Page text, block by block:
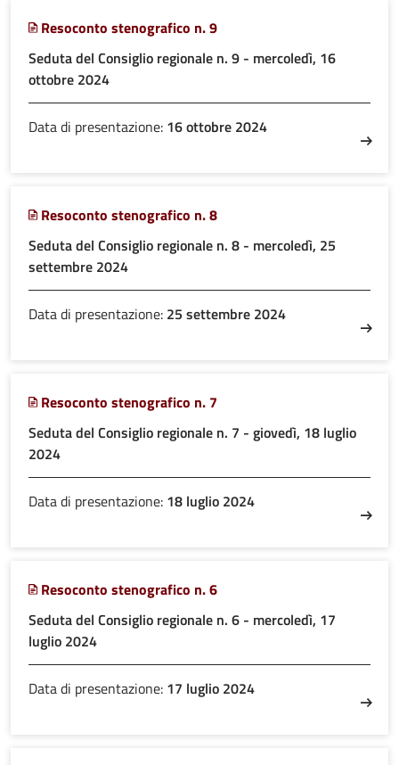
Resoconto stenografico n. 9
Seduta del Consiglio regionale n. 9 - mercoledì, 16
ottobre 2024
Data di presentazione: 16 ottobre 2024
Resoconto stenografico n. 8
Seduta del Consiglio regionale n. 8 - mercoledì, 25
settembre 2024
Data di presentazione: 25 settembre 2024
Resoconto stenografico n. 7
Seduta del Consiglio regionale n. 7 - giovedì, 18 luglio
2024
Data di presentazione: 18 luglio 2024
Resoconto stenografico n. 6
Seduta del Consiglio regionale n. 6 - mercoledì, 17
luglio 2024
Data di presentazione: 17 luglio 2024